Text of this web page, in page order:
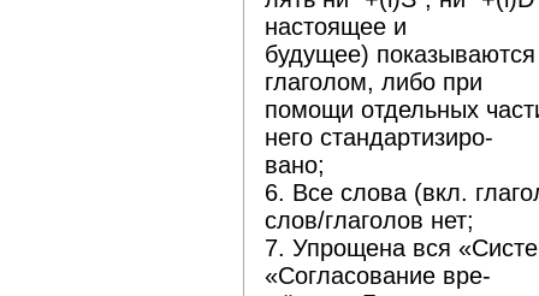
настоящее и
будущее)
глаголом, либо при
помощи отдельных
него стандартизиро-
вано;
6. Все слова (вкл.
слов/глаголов нет;
7. Упрощена вся
«Согласование вре-